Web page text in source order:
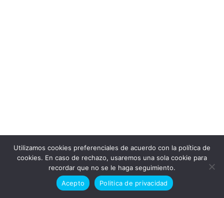
Doctor en alaska © Todos los derechos reservados 2026
Politica de cookiesPolitica de privacidad
Utilizamos cookies preferenciales de acuerdo con la política de
cookies. En caso de rechazo, usaremos una sola cookie para
recordar que no se le haga seguimiento.
Acepto
Politica de privacidad